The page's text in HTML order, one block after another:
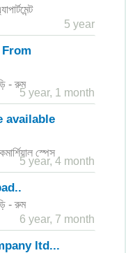
5 year
- রুম
5 year, 1 month
available
স্পেস
5 year, 4 month
- রুম
6 year, 7 month
ltd...